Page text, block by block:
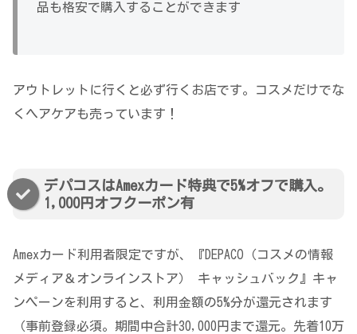
品も格安で購入することができます
アウトレットに行くと必ず行くお店です。コスメだけでな
くヘアケアも売っています！
デパコスはAmexカード特典で5%オフで購入。
1,000円オフクーポン有
Amexカード利用者限定ですが、『DEPACO（コスメの情報
メディア＆オンラインストア） キャッシュバック』キャ
ンペーンを利用すると、利用金額の5%分が還元されます
（事前登録必須。期間中合計30,000円まで還元。先着10万